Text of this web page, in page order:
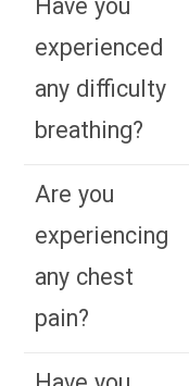
Have you
experienced
any difficulty
breathing?
Are you
experiencing
any chest
pain?